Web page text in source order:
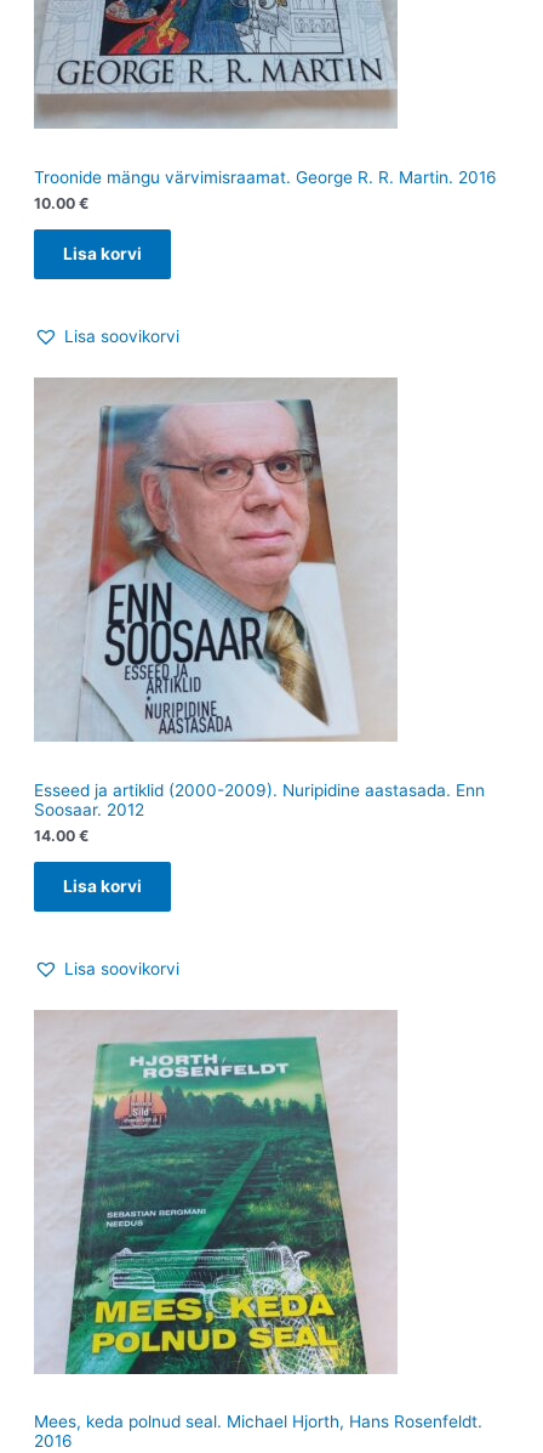
Troonide mängu värvimisraamat. George R. R. Martin. 2016
10.00 €
Lisa korvi
Lisa soovikorvi
Esseed ja artiklid (2000-2009). Nuripidine aastasada. Enn
Soosaar. 2012
14.00 €
Lisa korvi
Lisa soovikorvi
Mees, keda polnud seal. Michael Hjorth, Hans Rosenfeldt.
2016